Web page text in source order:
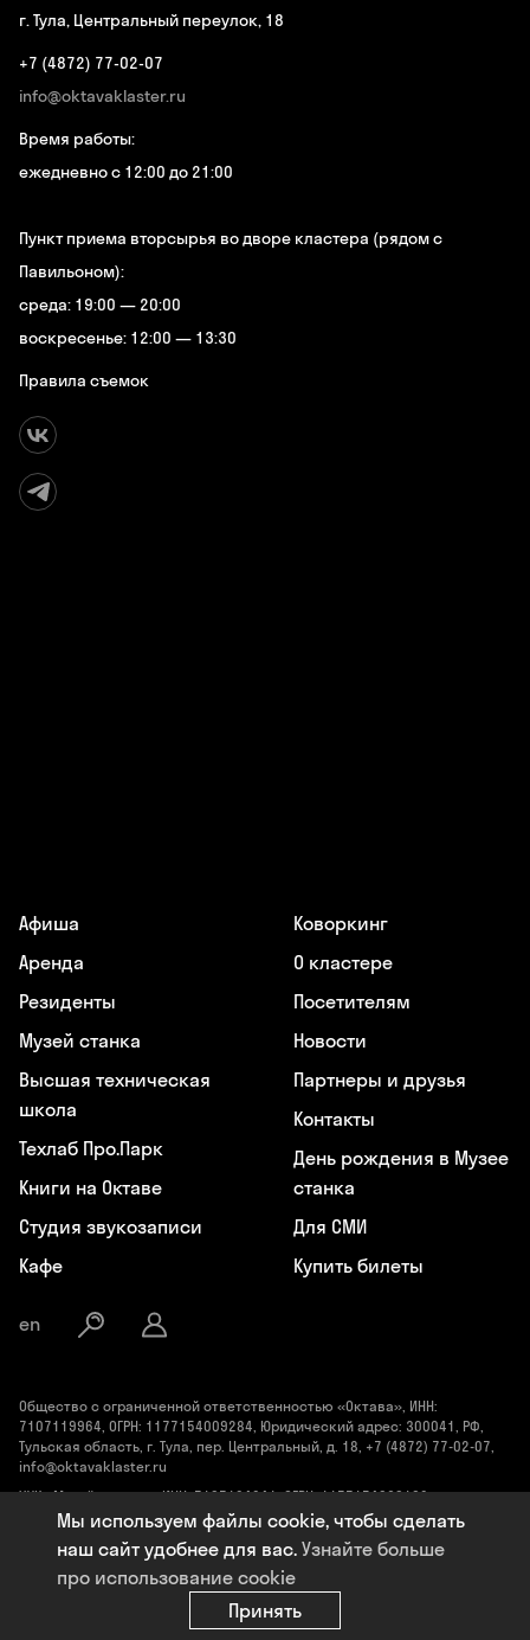
г. Тула, Центральный переулок, 18
+7 (4872) 77-02-07
info@oktavaklaster.ru
Время работы:
ежедневно с 12:00 до 21:00
Пункт приема вторсырья во дворе кластера (рядом с
Павильоном):
среда: 19:00 — 20:00
воскресенье: 12:00 — 13:30
Правила съемок
Афиша
Аренда
Резиденты
Музей станка
Высшая техническая
школа
Техлаб Про.Парк
Книги на Октаве
Студия звукозаписи
Кафе
Коворкинг
О кластере
Посетителям
Новости
Партнеры и друзья
Контакты
День рождения в Музее
станка
Для СМИ
Купить билеты
en
Общество с ограниченной ответственностью «Октава», ИНН:
7107119964, ОГРН: 1177154009284, Юридический адрес: 300041, РФ,
Тульская область, г. Тула, пер. Центральный, д. 18, +7 (4872) 77-02-07,
info@oktavaklaster.ru
ЧУК «Музей станка», ИНН: 7107124241, ОГРН: 1177154030162,
Юридический адрес: 300041, Тульская область, г. Тула, пер.
Центральный, д. 18, +7 (991) 414-00-98, info@oktavaklaster.ru
Политика обработки персональных данных
Мы используем файлы cookie, чтобы сделать
наш сайт удобнее для вас. Узнайте больше
про использование cookie
Принять